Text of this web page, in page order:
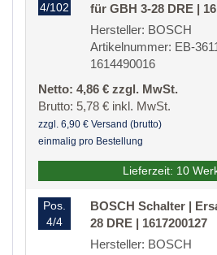
4/102
für GBH 3-28 DRE |
Hersteller: BOSCH
Artikelnummer: EB-
1614490016
Netto: 4,86 € zzgl. MwSt.
Brutto: 5,78 € inkl. MwSt.
zzgl. 6,90 € Versand (brutto)
einmalig pro Bestellung
Lieferzeit: 10
Pos.
4/4
BOSCH Schalter |
28 DRE | 1617200127
Hersteller: BOSCH